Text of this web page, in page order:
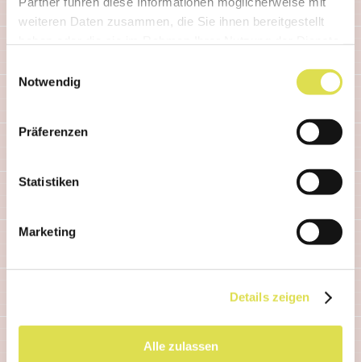
weiteren Daten zusammen, die Sie ihnen bereitgestellt
Notwendig
Präferenzen
Statistiken
Marketing
Details zeigen
Alle zulassen